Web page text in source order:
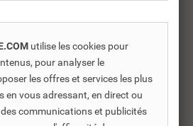
sont généralement des
Ils vous permettent soit
soit répondre à des besoins
utilise les cookies pour
pour analyser le
les offres et services les plus
en vous adressant, en direct ou
communications et publicités